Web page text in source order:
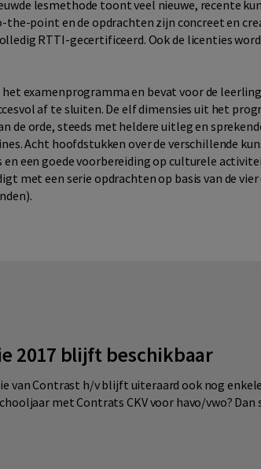
lesmethode toont veel nieuwe, recente
point en de opdrachten zijn concreet en
RTTI-gecertificeerd. Ook de licenties
examenprogramma en bevat voor de
af te sluiten. De elf dimensies uit het
de orde, steeds met heldere uitleg en
Acht hoofdstukken over de verschillende
een goede voorbereiding op culturele
met een serie opdrachten op basis van de
2017 blijft beschikbaar
van Contrast h/v blijft uiteraard ook nog
met Contrats CKV voor havo/vwo?